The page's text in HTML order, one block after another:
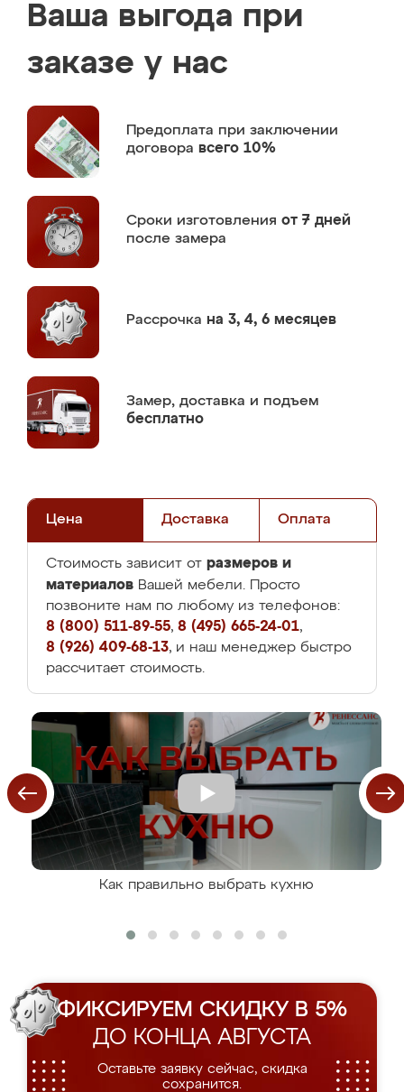
Ваша выгода при
заказе у нас
Предоплата при заключении
договора всего 10%
Сроки изготовления от 7 дней
после замера
Рассрочка на 3, 4, 6 месяцев
Замер, доставка и подъем
бесплатно
Цена Доставка Оплата
Стоимость зависит от размеров и
материалов Вашей мебели. Просто
позвоните нам по любому из телефонов:
8 (800) 511-89-55, 8 (495) 665-24-01,
8 (926) 409-68-13, и наш менеджер быстро
рассчитает стоимость.
Как правильно выбрать кухню
ФИКСИРУЕМ СКИДКУ В 5%
ДО КОНЦА АВГУСТА
Оставьте заявку сейчас, скидка
сохранится.